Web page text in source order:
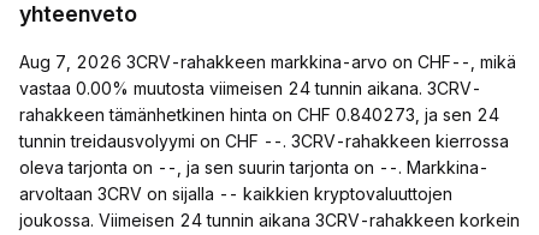
yhteenveto
Aug 7, 2026 3CRV-rahakkeen markkina-arvo on CHF--, mikä
vastaa 0.00% muutosta viimeisen 24 tunnin aikana. 3CRV-
rahakkeen tämänhetkinen hinta on CHF 0.840273, ja sen 24
tunnin treidausvolyymi on CHF --. 3CRV-rahakkeen kierrossa
oleva tarjonta on --, ja sen suurin tarjonta on --. Markkina-
arvoltaan 3CRV on sijalla -- kaikkien kryptovaluuttojen
joukossa. Viimeisen 24 tunnin aikana 3CRV-rahakkeen korkein